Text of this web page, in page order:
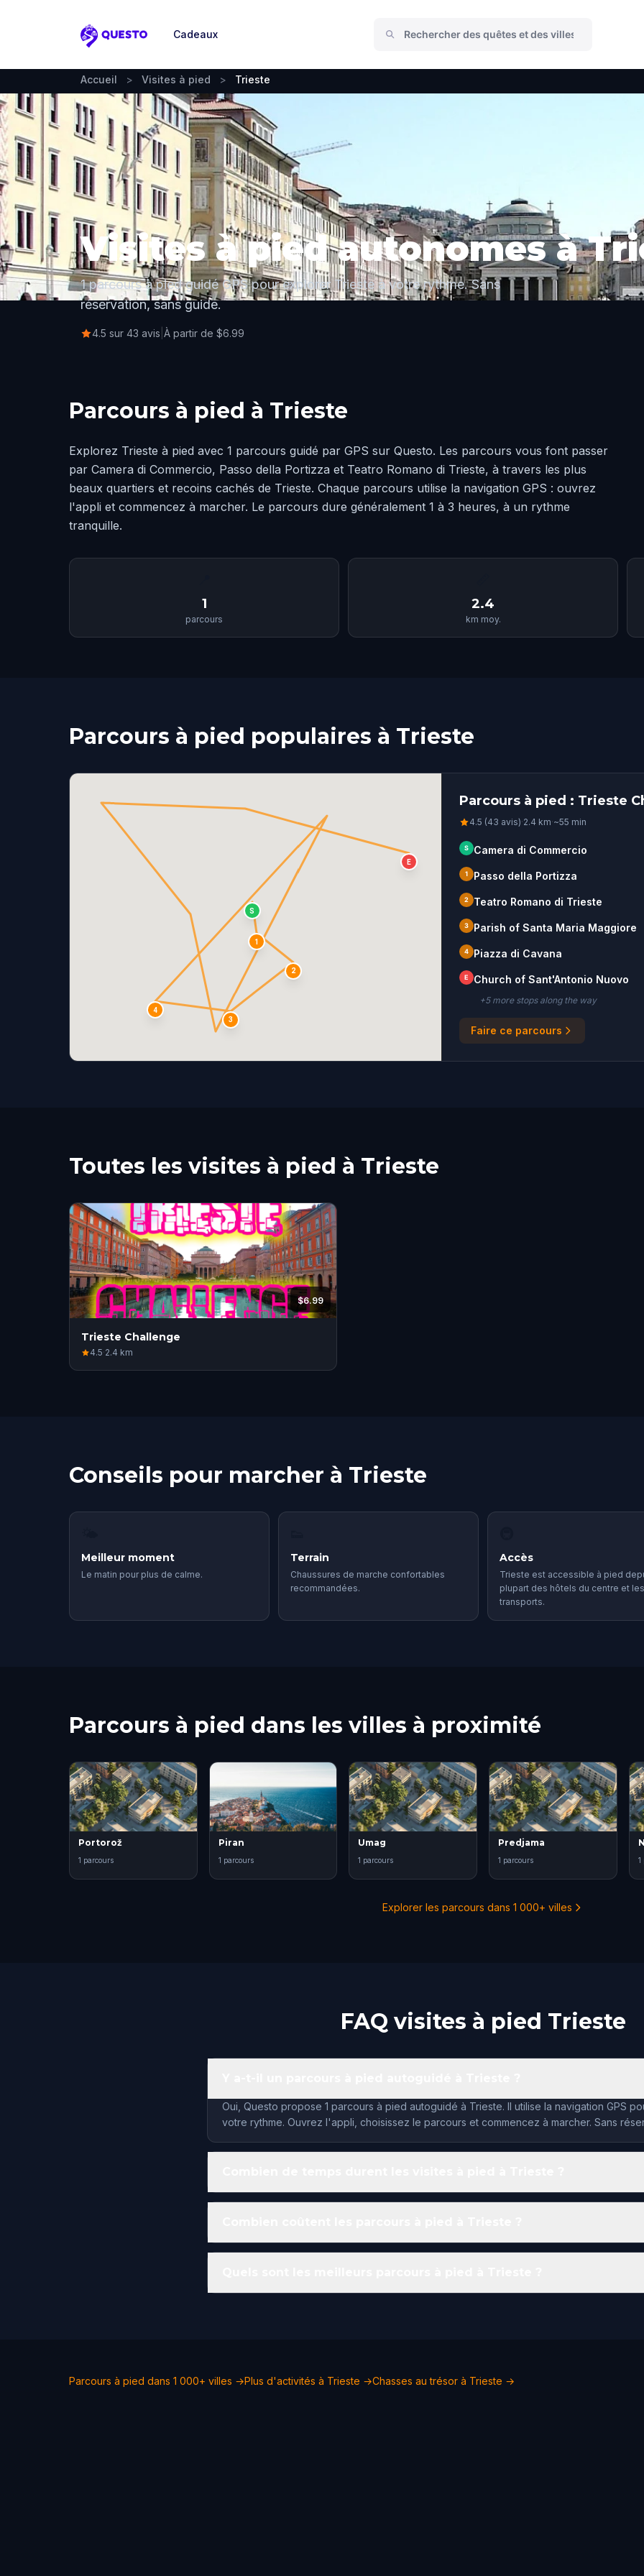
Questo
Cadeaux
Accueil > Visites à pied > Trieste
Visites à pied autonomes à
1 parcours à pied guidé GPS pour explorer Trieste à votre rythme. Sans
réservation, sans guide.
4.5 sur 43 avis À partir de $6.99
Parcours à pied à Trieste
Explorez Trieste à pied avec 1 parcours guidé par GPS sur Questo. Les parcours vous font passer
par Camera di Commercio, Passo della Portizza et Teatro Romano di Trieste, à travers les plus
beaux quartiers et recoins cachés de Trieste. Chaque parcours utilise la navigation GPS : ouvrez
l'appli et commencez à marcher. Le parcours dure généralement 1 à 3 heures, à un rythme
tranquille.
1
parcours
2.4
km moy.
Parcours à pied populaires à Trieste
S
1
2
3
4
E
Parcours à pied : Trieste
4.5 (43 avis)·2.4 km·~55 min
S Camera di Commercio
1 Passo della Portizza
2 Teatro Romano di Trieste
3 Parish of Santa Maria Maggiore
4 Piazza di Cavana
E Church of Sant'Antonio Nuovo
+5more stopsalong the way
Faire ce parcours
Toutes les visites à pied à Trieste
$6.99
Trieste Challenge
4.5·2.4 km
Conseils pour marcher à Trieste
Meilleur moment
Le matin pour plus de calme.
Terrain
Chaussures de marche confortables
recommandées.
Accès
Trieste est accessible à pied
plupart des hôtels du centre et les
transports.
Parcours à pied dans les villes à proximité
Portorož
1 parcours
Piran
1 parcours
Umag
1 parcours
Predjama
1 parcours 1
Explorer les parcours dans 1 000+ villes
FAQ visites à pied Trieste
Oui, Questo propose 1 parcours à pied autoguidé à Trieste. Il utilise la navigation GPS
votre rythme. Ouvrez l'appli, choisissez le parcours et commencez à marcher. Sans
Parcours à pied dans 1 000+ villes →Plus d'activités à Trieste →Chasses au trésor à Trieste →